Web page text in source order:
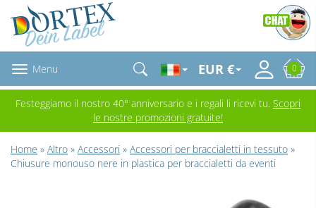
Menu EUR € 0
Festeggiamo il nostro 40° anniversario e i regali li ricevi tu. Scopri
le nostre promozioni gratuite!
Home » Altro » Accessori » Accessori per braccialetti in tessuto »
Chiusure monouso nere in plastica per braccialetti da eventi